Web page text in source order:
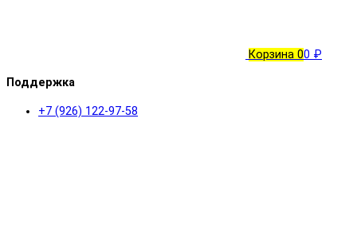
Корзина 00 ₽
Поддержка
+7 (926) 122-97-58